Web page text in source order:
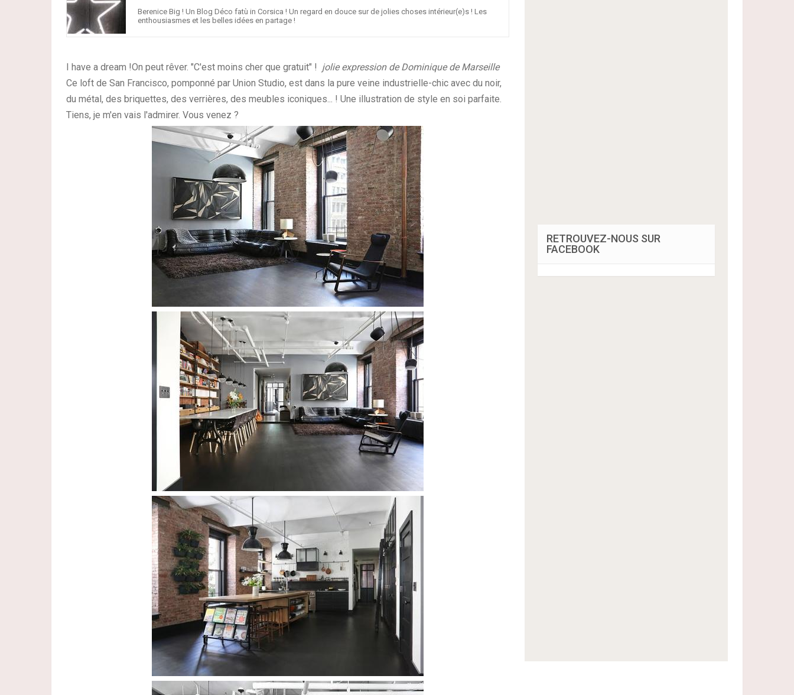
Berenice Big ! Un Blog Déco fatù in Corsica ! Un regard en douce sur de jolies choses intérieur(e)s ! Les
enthousiasmes et les belles idées en partage !
I have a dream !On peut rêver. "C'est moins cher que gratuit" ! jolie expression de Dominique de Marseille
Ce loft de San Francisco, pomponné par Union Studio, est dans la pure veine industrielle-chic avec du noir,
du métal, des briquettes, des verrières, des meubles iconiques... ! Une illustration de style en soi parfaite.
Tiens, je m'en vais l'admirer. Vous venez ?
RETROUVEZ-NOUS SUR
FACEBOOK